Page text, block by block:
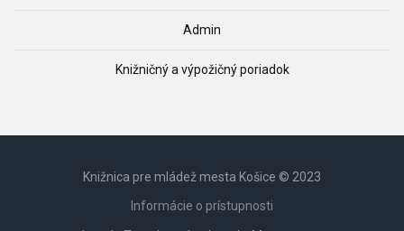
Admin
Knižničný a výpožičný poriadok
Knižnica pre mládež mesta Košice © 2023
Informácie o prístupnosti